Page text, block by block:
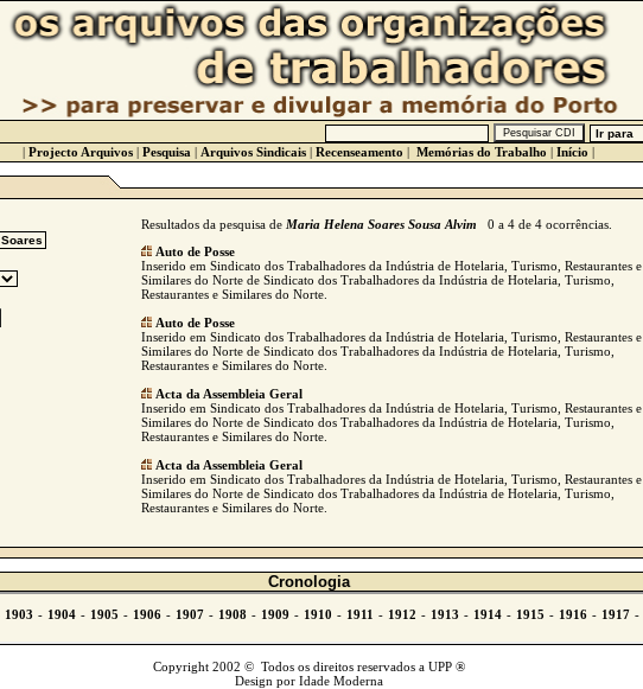
| Projecto Arquivos | Pesquisa | Arquivos Sindicais | Recenseamento | Memórias do Trabalho | Início |
Resultados da pesquisa de Maria Helena Soares Sousa Alvim 0 a 4 de 4 ocorrências.
Auto de Posse
Inserido em Sindicato dos Trabalhadores da Indústria de Hotelaria, Turismo, Restaurantes e
Similares do Norte de Sindicato dos Trabalhadores da Indústria de Hotelaria, Turismo,
Restaurantes e Similares do Norte.
Auto de Posse
Inserido em Sindicato dos Trabalhadores da Indústria de Hotelaria, Turismo, Restaurantes e
Similares do Norte de Sindicato dos Trabalhadores da Indústria de Hotelaria, Turismo,
Restaurantes e Similares do Norte.
Acta da Assembleia Geral
Inserido em Sindicato dos Trabalhadores da Indústria de Hotelaria, Turismo, Restaurantes e
Similares do Norte de Sindicato dos Trabalhadores da Indústria de Hotelaria, Turismo,
Restaurantes e Similares do Norte.
Acta da Assembleia Geral
Inserido em Sindicato dos Trabalhadores da Indústria de Hotelaria, Turismo, Restaurantes e
Similares do Norte de Sindicato dos Trabalhadores da Indústria de Hotelaria, Turismo,
Restaurantes e Similares do Norte.
Cronologia
Copyright 2002 © Todos os direitos reservados a UPP ®
Design por Idade Moderna